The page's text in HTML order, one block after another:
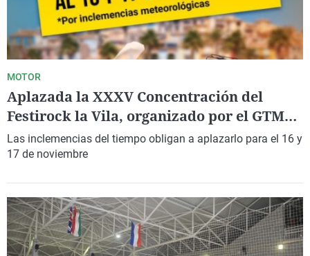
MOTOR
Aplazada la XXXV Concentración del
Festirock la Vila, organizado por el GTM
2Rodes
Las inclemencias del tiempo obligan a aplazarlo para el 16 y
17 de noviembre